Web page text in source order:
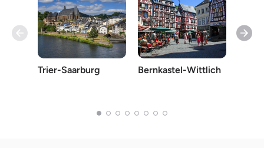
Trier-Saarburg Bernkastel-Wittlich